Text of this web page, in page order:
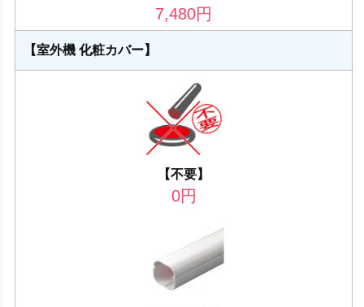
7,480円
【室外機 化粧カバー】
【不要】
0円